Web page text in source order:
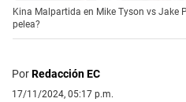
Kina Malpartida en Mike Tyson vs Jake
pelea?
PorRedacción EC
17/11/2024, 05:17 p.m.